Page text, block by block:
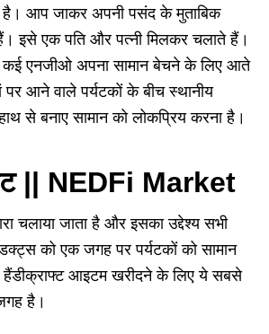
है। आप जाकर अपनी पसंद के मुताबिक
इसे एक पति और पत्नी मिलकर चलाते हैं।
कई एनजीओ अपना सामान बेचने के लिए आते
पर आने वाले पर्यटकों के बीच स्थानीय
से बनाए सामान को लोकप्रिय करना है।
|| NEDFi Market
चलाया जाता है और इसका उद्देश्य सभी
को एक जगह पर पर्यटकों को सामान
हैंडीक्राफ्ट आइटम खरीदने के लिए ये सबसे
है।